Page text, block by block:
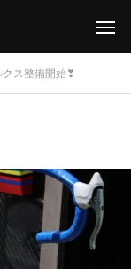
クス整備開始❣